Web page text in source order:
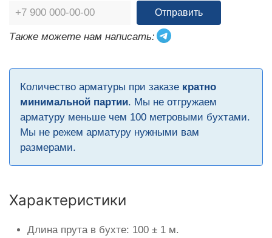
Отправить
Также можете нам написать:
Количество арматуры при заказе кратно
минимальной партии. Мы не отгружаем
арматуру меньше чем 100 метровыми бухтами.
Мы не режем арматуру нужными вам
размерами.
Характеристики
Длина прута в бухте: 100 ± 1 м.